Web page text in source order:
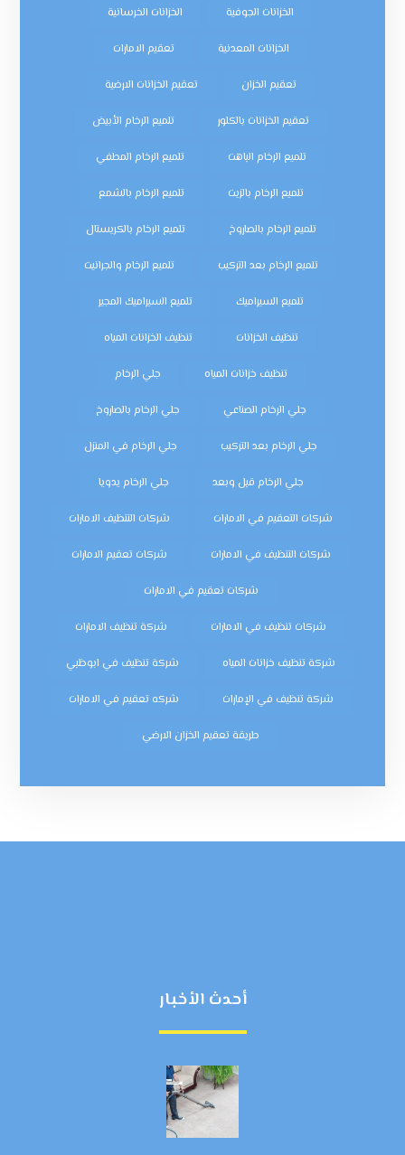
الخزانات الجوفية الخزانات الخرسانية
الخزانات المعدنية تعقيم الامارات
تعقيم الخزان تعقيم الخزانات الارضية
تعقيم الخزانات بالكلور تلميع الرخام الأبيض
تلميع الرخام الباهت تلميع الرخام المطفي
تلميع الرخام بالزيت تلميع الرخام بالشمع
تلميع الرخام بالصاروخ تلميع الرخام بالكريستال
تلميع الرخام بعد التركيب تلميع الرخام والجرانيت
تلميع السيراميك تلميع السيراميك المجير
تنظيف الخزانات تنظيف الخزانات المياه
تنظيف خزانات المياه جلي الرخام
جلي الرخام الصناعي جلي الرخام بالصاروخ
جلي الرخام بعد التركيب جلي الرخام في المنزل
جلي الرخام قبل وبعد جلي الرخام يدويا
شركات التعقيم في الامارات شركات التنظيف الامارات
شركات التنظيف في الامارات شركات تعقيم الامارات
شركات تعقيم في الامارات
شركات تنظيف في الامارات شركة تنظيف الامارات
شركة تنظيف خزانات المياه شركة تنظيف في ابوظبي
شركة تنظيف في الإمارات شركه تعقيم في الامارات
طريقة تعقيم الخزان الارضي
أحدث الأخبار